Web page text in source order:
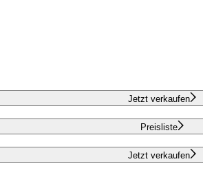
Jetzt verkaufen
Preisliste
Jetzt verkaufen